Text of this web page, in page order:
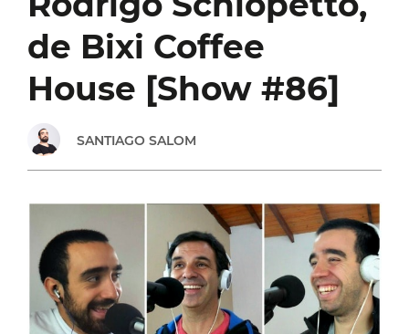
SOBRE
ONLINE
[SHOW
#101]
de Bixi Coffee
House [Show #86]
SANTIAGO SALOM